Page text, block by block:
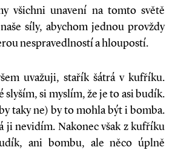
všichni unavení na tomto světě
síly, abychom jednou provždy
nespravedlností a hloupostí.
uvažuji, stařík šátrá v kufříku.
si myslím, že je to asi budík.
taky ne) by to mohla být i bomba.
ji nevidím. Nakonec však z kufříku
ani bombu, ale něco úplně